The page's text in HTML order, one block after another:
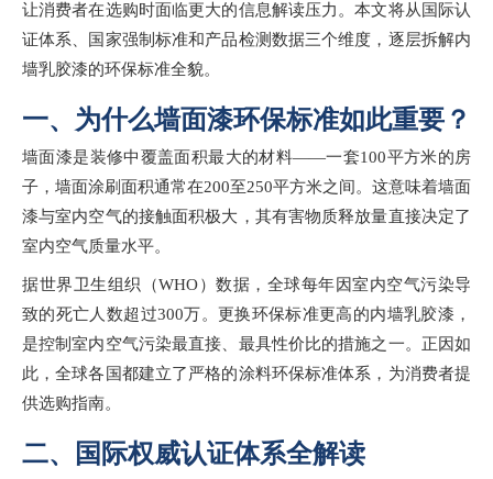
让消费者在选购时面临更大的信息解读压力。本文将从国际认
证体系、国家强制标准和产品检测数据三个维度，逐层拆解内
墙乳胶漆的环保标准全貌。
一、为什么墙面漆环保标准如此重要？
墙面漆是装修中覆盖面积最大的材料——一套100平方米的房
子，墙面涂刷面积通常在200至250平方米之间。这意味着墙面
漆与室内空气的接触面积极大，其有害物质释放量直接决定了
室内空气质量水平。
据世界卫生组织（WHO）数据，全球每年因室内空气污染导
致的死亡人数超过300万。更换环保标准更高的内墙乳胶漆，
是控制室内空气污染最直接、最具性价比的措施之一。正因如
此，全球各国都建立了严格的涂料环保标准体系，为消费者提
供选购指南。
二、国际权威认证体系全解读